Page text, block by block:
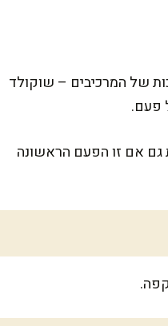
באיכות של המרכיבים – שוקולד
פעם.
גם אם זו הפעם הראשונה